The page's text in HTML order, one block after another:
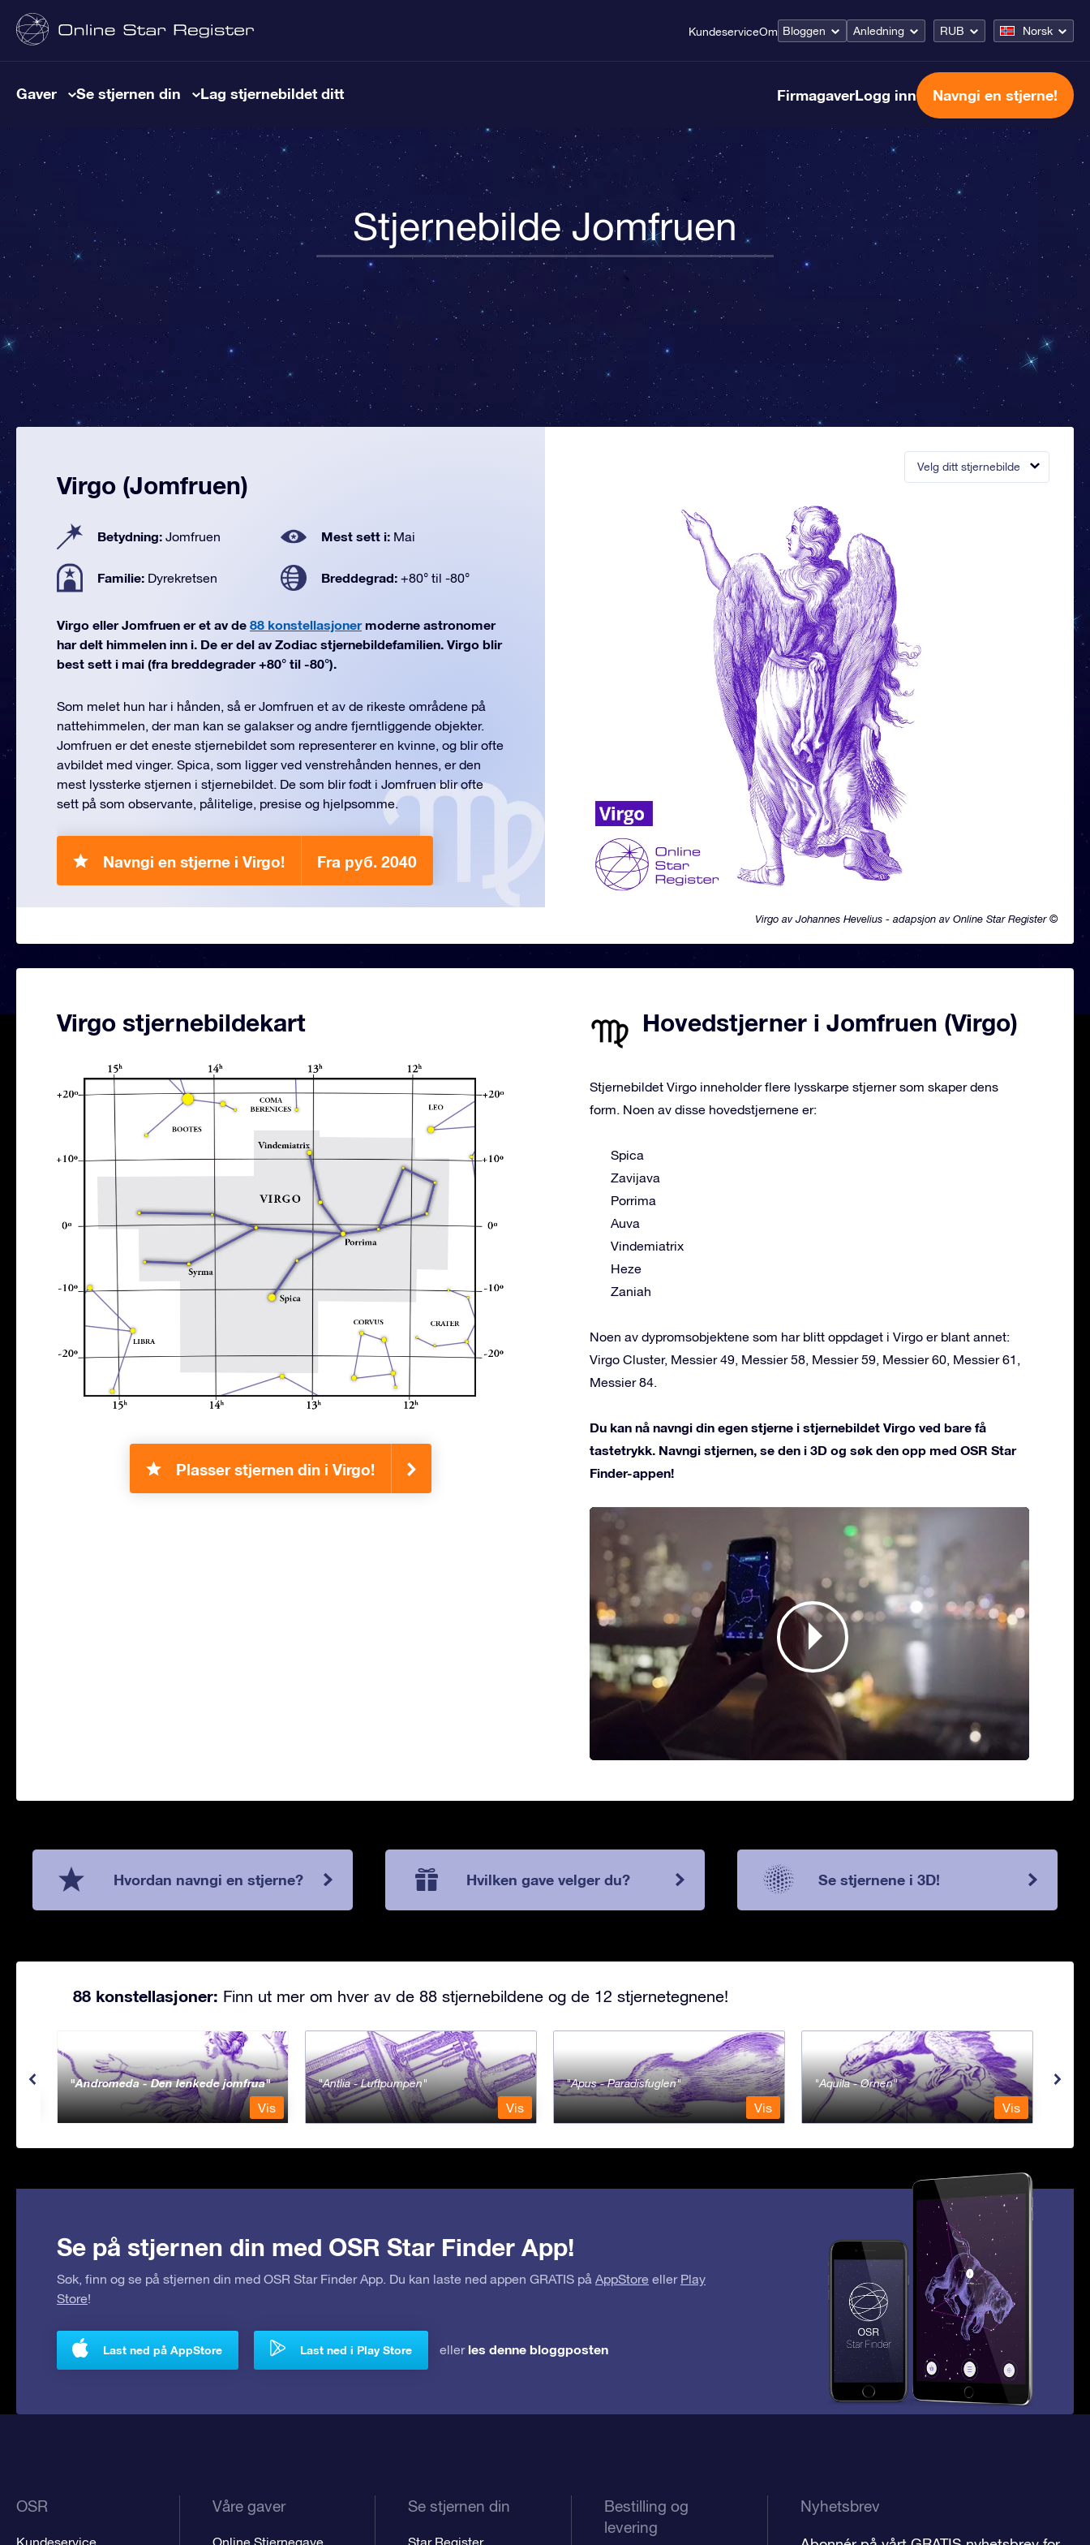
KundeserviceOm Bloggen Anledning RUB Norsk
Gaver Se stjernen din Lag stjernebildet ditt FirmagaverLogg inn Navngi en stjerne!
Stjernebilde Jomfruen
Velg ditt stjernebilde
Virgo av Johannes Hevelius - adapsjon av Online Star Register ©
Virgo (Jomfruen)
Betydning: Jomfruen Mest sett i: Mai
Familie: Dyrekretsen Breddegrad: +80° til -80°
Virgo eller Jomfruen er et av de 88 konstellasjonermoderne astronomer
har delt himmelen inn i. De er del av Zodiac stjernebildefamilien. Virgo blir
best sett i mai (fra breddegrader +80° til -80°).
Som melet hun har i hånden, så er Jomfruen et av de rikeste områdene på
nattehimmelen, der man kan se galakser og andre fjerntliggende objekter.
Jomfruen er det eneste stjernebildet som representerer en kvinne, og blir ofte
avbildet med vinger. Spica, som ligger ved venstrehånden hennes, er den
mest lyssterke stjernen i stjernebildet. De som blir født i Jomfruen blir ofte
sett på som observante, pålitelige, presise og hjelpsomme.
Navngi en stjerne i Virgo! Fra руб. 2040
Virgo stjernebildekart
Plasser stjernen din i Virgo!
Hovedstjerner i Jomfruen (Virgo)
Stjernebildet Virgo inneholder flere lysskarpe stjerner som skaper dens
form. Noen av disse hovedstjernene er:
Spica
Zavijava
Porrima
Auva
Vindemiatrix
Heze
Zaniah
Noen av dypromsobjektene som har blitt oppdaget i Virgo er blant annet:
Virgo Cluster, Messier 49, Messier 58, Messier 59, Messier 60, Messier 61,
Messier 84.
Du kan nå navngi din egen stjerne i stjernebildet Virgo ved bare få
tastetrykk. Navngi stjernen, se den i 3D og søk den opp med OSR Star
Finder-appen!
Hvordan navngi en stjerne? Hvilken gave velger du? Se stjernene i 3D!
88 konstellasjoner: Finn ut mer om hver av de 88 stjernebildene og de 12 stjernetegnene!
Andromeda - Den lenkede jomfrua
Vis
Antlia - Luftpumpen
Vis
Apus - Paradisfuglen
Vis
Aquila - Ørnen
Vis
Se på stjernen din med OSR Star Finder App!
Søk, finn og se på stjernen din med OSR Star Finder App. Du kan laste ned appen GRATIS på AppStore eller Play
Store!
Last ned på AppStore Last ned i Play Store eller les denne bloggposten
OSR
Kundeservice
Våre gaver
Online Stjernegave
Se stjernen din
Star Register
Bestilling og
levering
Nyhetsbrev